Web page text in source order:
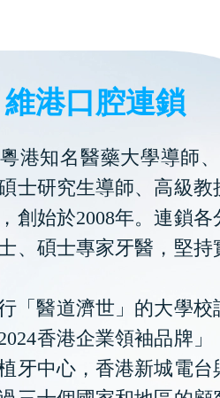
維港口腔連鎖
港知名醫藥大學導師
士研究生導師、高級教
創始於2008年。連鎖各
、碩士專家牙醫，堅持
「醫道濟世」的大學校
香港企業領袖品牌
牙中心，香港新城電台